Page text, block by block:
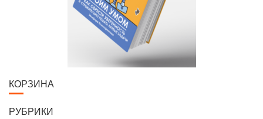
КОРЗИНА
РУБРИКИ